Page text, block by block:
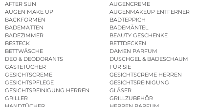
AFTER SUN
AUGENCREME
AUGEN MAKE UP
AUGENMAKEUP ENTFERNER
BACKFORMEN
BADTEPPICH
BADEMATTEN
BADEMÄNTEL
BADEZIMMER
BEAUTY GESCHENKE
BESTECK
BETTDECKEN
BETTWÄSCHE
DAMEN PARFUM
DEO & DEODORANTS
DUSCHGEL & BADESCHAUM
GÄSTETÜCHER
FÜR SIE
GESICHTSCREME
GESICHTSCREME HERREN
GESICHTSPFLEGE
GESICHTSREINIGUNG
GESICHTSREINIGUNG HERREN
GLÄSER
GRILLER
GRILLZUBEHÖR